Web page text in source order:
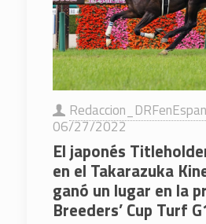
06/27/2022
El japonés
en el Takarazuka
ganó un lugar en la
Breeders’ Cup Turf